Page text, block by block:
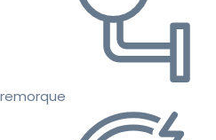
remorque